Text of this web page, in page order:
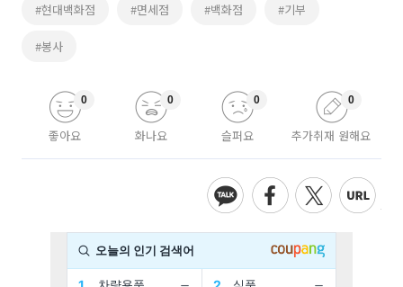
#현대백화점 #면세점 #백화점 #기부
#봉사
좋아요
0
화나요
0
슬퍼요
0
추가취재 원해요
0